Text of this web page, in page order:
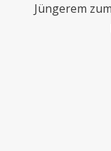
Jüngerem